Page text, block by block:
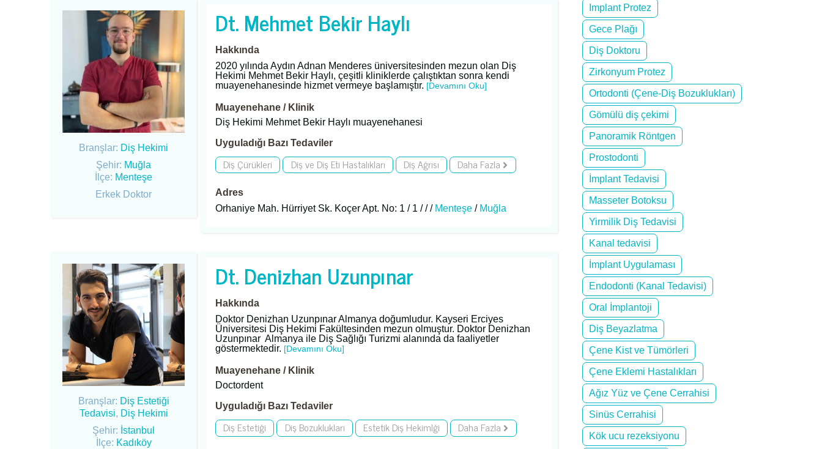
Branşlar: Diş Hekimi
Şehir: Muğla
İlçe: Menteşe
Erkek Doktor
Dt. Mehmet Bekir Haylı
Hakkında
2020 yılında Aydın Adnan Menderes üniversitesinden mezun olan Diş
Hekimi Mehmet Bekir Haylı, çeşitli kliniklerde çalıştıktan sonra kendi
muayenehanesinde hizmet vermeye başlamıştır. [Devamını Oku]
Muayenehane / Klinik
Diş Hekimi Mehmet Bekir Haylı muayenehanesi
Uyguladığı Bazı Tedaviler
Diş Çürükleri Diş ve Diş Eti Hastalıkları Diş Ağrısı Daha Fazla
Adres
Orhaniye Mah. Hürriyet Sk. Koçer Apt. No: 1 / 1 / / / Menteşe / Muğla
Branşlar: Diş Estetiği
Tedavisi, Diş Hekimi
Şehir: İstanbul
İlçe: Kadıköy
Dt. Denizhan Uzunpınar
Hakkında
Doktor Denizhan Uzunpınar Almanya doğumludur. Kayseri Erciyes
Üniversitesi Diş Hekimi Fakültesinden mezun olmuştur. Doktor Denizhan
Uzunpınar Almanya ile Diş Sağlığı Turizmi alanında da faaliyetler
göstermektedir. [Devamını Oku]
Muayenehane / Klinik
Doctordent
Uyguladığı Bazı Tedaviler
Diş Estetiği Diş Bozuklukları Estetik Diş Hekimlği Daha Fazla
Implant Protez
Gece Plağı
Diş Doktoru
Zirkonyum Protez
Ortodonti (Çene-Diş Bozuklukları)
Gömülü diş çekimi
Panoramik Röntgen
Prostodonti
İmplant Tedavisi
Masseter Botoksu
Yirmilik Diş Tedavisi
Kanal tedavisi
İmplant Uygulaması
Endodonti (Kanal Tedavisi)
Oral İmplantoji
Diş Beyazlatma
Çene Kist ve Tümörleri
Çene Eklemi Hastalıkları
Ağız Yüz ve Çene Cerrahisi
Sinüs Cerrahisi
Kök ucu rezeksiyonu